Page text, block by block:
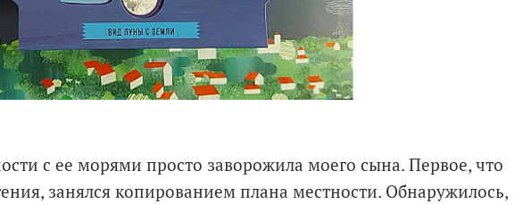
с ее морями просто заворожила моего сына. Первое, что
занялся копированием плана местности. Обнаружилось,